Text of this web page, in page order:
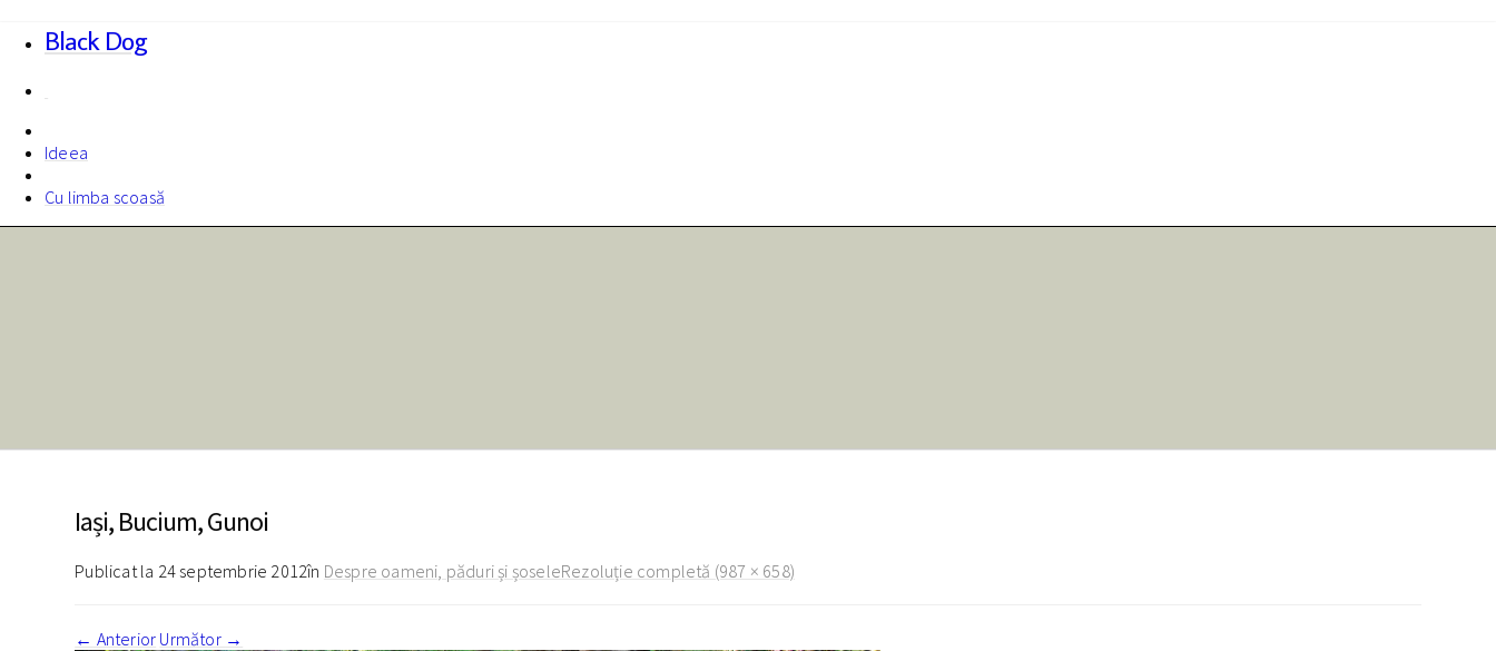
Black Dog
Ideea
Cu limba scoasă
Iași, Bucium, Gunoi
Publicat la 24 septembrie 2012în Despre oameni, păduri și șoseleRezoluție completă (987 × 658)
← Anterior Următor →